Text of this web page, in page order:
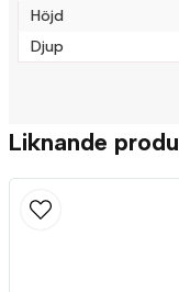
Höjd
Djup
Liknande